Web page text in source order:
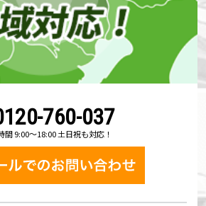
760-037
間 9:00～18:00 土日祝も対応！